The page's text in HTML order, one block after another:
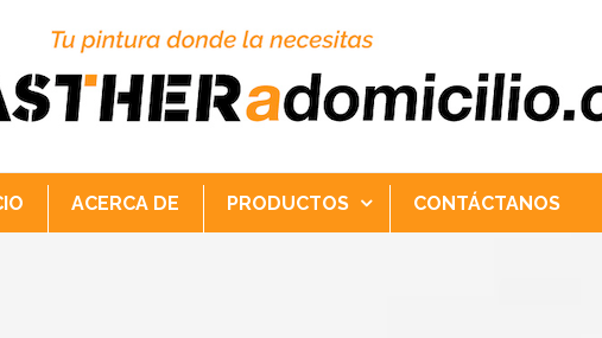
ACERCA DE PRODUCTOS CONTÁCTANOS